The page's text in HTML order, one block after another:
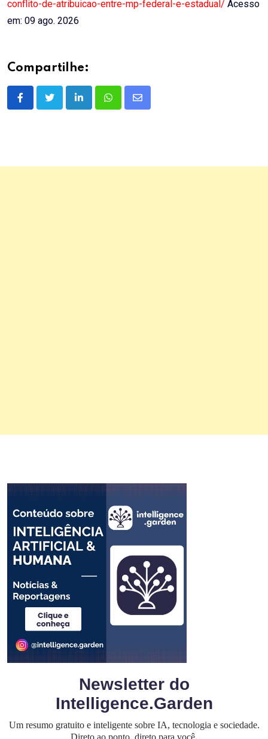
conflito-de-atribuicao-entre-mp-federal-e-estadual/ Acesso
em: 09 ago. 2026
Compartilhe:
LinkedInWhatsappShare